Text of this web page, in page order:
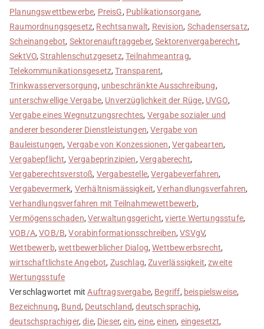
Planungswettbewerbe, PreisG, Publikationsorgane,
Raumordnungsgesetz, Rechtsanwalt, Revision, Schadensersatz,
Scheinangebot, Sektorenauftraggeber,Sektorenvergaberecht,
SektVO,Strahlenschutzgesetz,Teilnahmeantrag,
Telekommunikationsgesetz,Transparent,
Trinkwasserversorgung, unbeschränkte Ausschreibung,
unterschwellige Vergabe, Unverzüglichkeit der Rüge, UVGO,
Vergabe eines Wegnutzungsrechtes, Vergabe sozialer und
anderer besonderer Dienstleistungen,Vergabe von
Bauleistungen, Vergabe von Konzessionen, Vergabearten,
Vergabepflicht, Vergabeprinzipien, Vergaberecht,
Vergaberechtsverstoß, Vergabestelle,Vergabeverfahren,
Vergabevermerk, Verhältnismässigkeit,Verhandlungsverfahren,
Verhandlungsverfahren mit Teilnahmewettbewerb,
Vermögensschaden,Verwaltungsgericht,vierte Wertungsstufe,
VOB/A,VOB/B,Vorabinformationsschreiben,VSVgV,
Wettbewerb,wettbewerblicher Dialog,Wettbewerbsrecht,
wirtschaftlichste Angebot, Zuschlag,Zuverlässigkeit,zweite
Wertungsstufe
Verschlagwortet mitAuftragsvergabe, Begriff, beispielsweise,
Bezeichnung, Bund, Deutschland,deutschsprachig,
deutschsprachiger,die, Dieser,ein,eine,einen, eingesetzt,